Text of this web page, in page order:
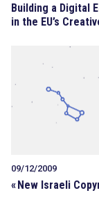
Building a Digital
in the EU’s
09/12/2009
«New Israeli